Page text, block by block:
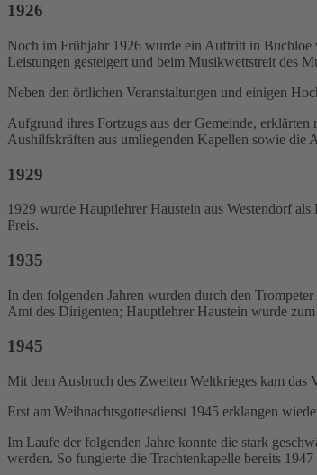
1926
Noch im Frühjahr 1926 wurde ein Auftritt in Buchloe
Leistungen gesteigert und beim Musikwettstreit des
Neben den örtlichen Veranstaltungen und einigen
Aufgrund ihres Fortzugs aus der Gemeinde,
Aushilfskräften aus umliegenden Kapellen sowie die
1929
1929 wurde Hauptlehrer Haustein aus Westendorf
Preis.
1935
In den folgenden Jahren wurden durch den
Amt des Dirigenten; Hauptlehrer Haustein wurde
1945
Mit dem Ausbruch des Zweiten Weltkrieges kam das
Erst am Weihnachtsgottesdienst 1945 erklangen
Im Laufe der folgenden Jahre konnte die stark
werden. So fungierte die Trachtenkapelle bereits